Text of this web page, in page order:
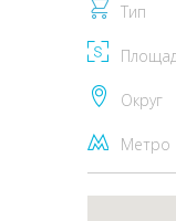
Тип
Округ
Метро